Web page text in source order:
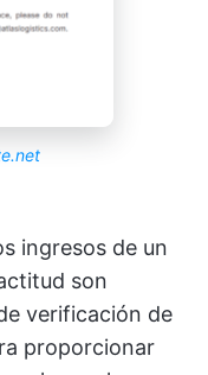
ingresos de un
son
verificación de
proporcionar